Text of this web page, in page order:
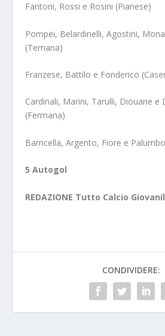
Fantoni, Rossi e Rosini (Pianese)
Pompei, Belardinelli, Agostini,
(Ternana)
Franzese, Battilo e Fonderico
Cardinali, Marini, Tarulli, Diouane e
(Fermana)
Barricella, Argento, Fiore e
5 Autogol
REDAZIONE Tutto Calcio
CONDIVIDERE: